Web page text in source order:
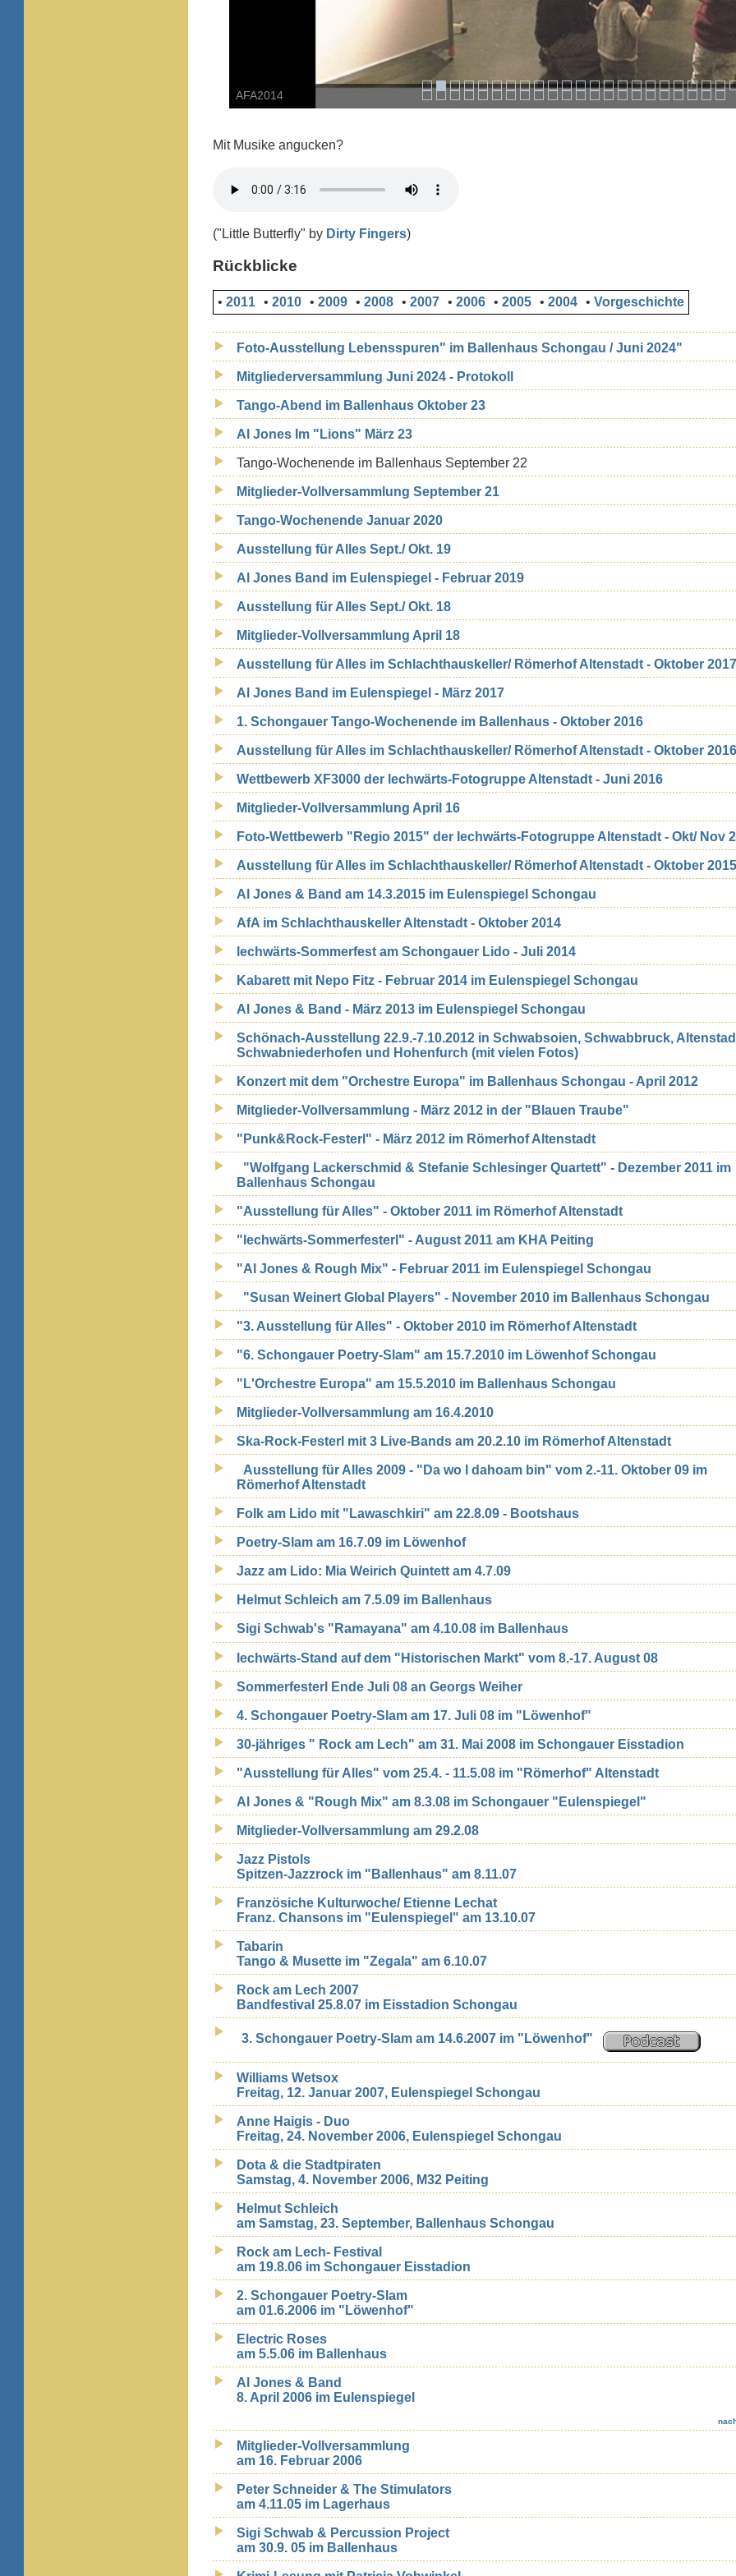
AFA2014
Mit Musike angucken?
("Little Butterfly" by Dirty Fingers)
Rückblicke
• 2011 • 2010 • 2009 • 2008 • 2007 • 2006 • 2005 • 2004 • Vorgeschichte
Foto-Ausstellung Lebensspuren" im Ballenhaus Schongau / Juni 2024"
Mitgliederversammlung Juni 2024 - Protokoll
Tango-Abend im Ballenhaus Oktober 23
Al Jones Im "Lions" März 23
Tango-Wochenende im Ballenhaus September 22
Mitglieder-Vollversammlung September 21
Tango-Wochenende Januar 2020
Ausstellung für Alles Sept./ Okt. 19
Al Jones Band im Eulenspiegel - Februar 2019
Ausstellung für Alles Sept./ Okt. 18
Mitglieder-Vollversammlung April 18
Ausstellung für Alles im Schlachthauskeller/ Römerhof Altenstadt - Oktober 2017
Al Jones Band im Eulenspiegel - März 2017
1. Schongauer Tango-Wochenende im Ballenhaus - Oktober 2016
Ausstellung für Alles im Schlachthauskeller/ Römerhof Altenstadt - Oktober 2016
Wettbewerb XF3000 der lechwärts-Fotogruppe Altenstadt - Juni 2016
Mitglieder-Vollversammlung April 16
Foto-Wettbewerb "Regio 2015" der lechwärts-Fotogruppe Altenstadt - Okt/ Nov
Ausstellung für Alles im Schlachthauskeller/ Römerhof Altenstadt - Oktober 2015
Al Jones & Band am 14.3.2015 im Eulenspiegel Schongau
AfA im Schlachthauskeller Altenstadt - Oktober 2014
lechwärts-Sommerfest am Schongauer Lido - Juli 2014
Kabarett mit Nepo Fitz - Februar 2014 im Eulenspiegel Schongau
Al Jones & Band - März 2013 im Eulenspiegel Schongau
Schönach-Ausstellung 22.9.-7.10.2012 in Schwabsoien, Schwabbruck,
Schwabniederhofen und Hohenfurch (mit vielen Fotos)
Konzert mit dem "Orchestre Europa" im Ballenhaus Schongau - April 2012
Mitglieder-Vollversammlung - März 2012 in der "Blauen Traube"
"Punk&Rock-Festerl" - März 2012 im Römerhof Altenstadt
"Wolfgang Lackerschmid & Stefanie Schlesinger Quartett" - Dezember 2011 im
Ballenhaus Schongau
"Ausstellung für Alles" - Oktober 2011 im Römerhof Altenstadt
"lechwärts-Sommerfesterl" - August 2011 am KHA Peiting
"Al Jones & Rough Mix" - Februar 2011 im Eulenspiegel Schongau
"Susan Weinert Global Players" - November 2010 im Ballenhaus Schongau
"3. Ausstellung für Alles" - Oktober 2010 im Römerhof Altenstadt
"6. Schongauer Poetry-Slam" am 15.7.2010 im Löwenhof Schongau
"L'Orchestre Europa" am 15.5.2010 im Ballenhaus Schongau
Mitglieder-Vollversammlung am 16.4.2010
Ska-Rock-Festerl mit 3 Live-Bands am 20.2.10 im Römerhof Altenstadt
Ausstellung für Alles 2009 - "Da wo I dahoam bin" vom 2.-11. Oktober 09 im
Römerhof Altenstadt
Folk am Lido mit "Lawaschkiri" am 22.8.09 - Bootshaus
Poetry-Slam am 16.7.09 im Löwenhof
Jazz am Lido: Mia Weirich Quintett am 4.7.09
Helmut Schleich am 7.5.09 im Ballenhaus
Sigi Schwab's "Ramayana" am 4.10.08 im Ballenhaus
lechwärts-Stand auf dem "Historischen Markt" vom 8.-17. August 08
Sommerfesterl Ende Juli 08 an Georgs Weiher
4. Schongauer Poetry-Slam am 17. Juli 08 im "Löwenhof"
30-jähriges " Rock am Lech" am 31. Mai 2008 im Schongauer Eisstadion
"Ausstellung für Alles" vom 25.4. - 11.5.08 im "Römerhof" Altenstadt
Al Jones & "Rough Mix" am 8.3.08 im Schongauer "Eulenspiegel"
Mitglieder-Vollversammlung am 29.2.08
Jazz Pistols
Spitzen-Jazzrock im "Ballenhaus" am 8.11.07
Französiche Kulturwoche/ Etienne Lechat
Franz. Chansons im "Eulenspiegel" am 13.10.07
Tabarin
Tango & Musette im "Zegala" am 6.10.07
Rock am Lech 2007
Bandfestival 25.8.07 im Eisstadion Schongau
3. Schongauer Poetry-Slam am 14.6.2007 im "Löwenhof"
Williams Wetsox
Freitag, 12. Januar 2007, Eulenspiegel Schongau
Anne Haigis - Duo
Freitag, 24. November 2006, Eulenspiegel Schongau
Dota & die Stadtpiraten
Samstag, 4. November 2006, M32 Peiting
Helmut Schleich
am Samstag, 23. September, Ballenhaus Schongau
Rock am Lech- Festival
am 19.8.06 im Schongauer Eisstadion
2. Schongauer Poetry-Slam
am 01.6.2006 im "Löwenhof"
Electric Roses
am 5.5.06 im Ballenhaus
Al Jones & Band
8. April 2006 im Eulenspiegel
Mitglieder-Vollversammlung
am 16. Februar 2006
Peter Schneider & The Stimulators
am 4.11.05 im Lagerhaus
Sigi Schwab & Percussion Project
am 30.9. 05 im Ballenhaus